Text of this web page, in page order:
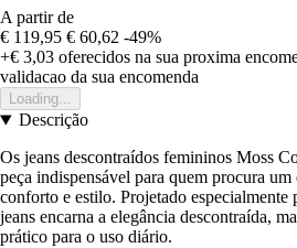
A partir de
€ 119,95 € 60,62 -49%
+€ 3,03 oferecidos na sua proxima
validacao da sua encomenda
Loading...
Descrição
Os jeans descontraídos femininos Moss
peça indispensável para quem procura
conforto e estilo. Projetado especialmente
jeans encarna a elegância descontraída,
prático para o uso diário.